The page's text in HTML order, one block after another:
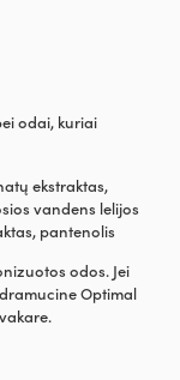
odai, kuriai
ekstraktas,
vandens lelijos
pantenolis
odos. Jei
Optimal